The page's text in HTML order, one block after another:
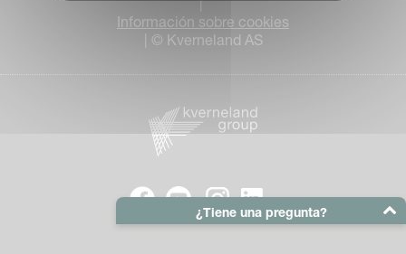
|
Información sobre cookies
| © Kverneland AS
¿Tiene una pregunta?